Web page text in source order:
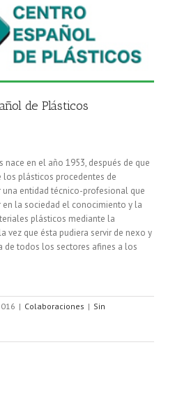
de Plásticos
nace en el año 1953, después de que
los plásticos procedentes de
una entidad técnico-profesional que
la sociedad el conocimiento y la
plásticos mediante la
vez que ésta pudiera servir de nexo y
de todos los sectores afines a los
| Colaboraciones | Sin